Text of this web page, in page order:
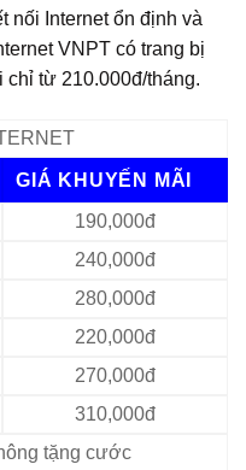
nối Internet ổn định và
VNPT có trang bị
chỉ từ 210.000đ/tháng.
GIÁ KHUYẾN MÃI
190,000đ
240,000đ
280,000đ
220,000đ
270,000đ
310,000đ
tặng cước